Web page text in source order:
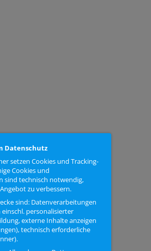
Datenschutz
setzen Cookies und Tracking-
Cookies und
sind technisch notwendig,
zu verbessern.
sind: Datenverarbeitungen
personalisierter
externe Inhalte anzeigen
technisch erforderliche